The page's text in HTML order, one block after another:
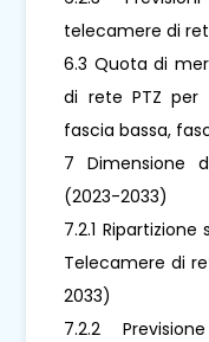
telecamere di
6.3 Quota di
di rete PTZ per
fascia bassa,
7 Dimensione
(2023-2033)
7.2.1
Telecamere di
2033)
7.2.2